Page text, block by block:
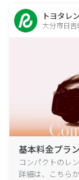
トヨタレ
大分市日吉
基本料金プラン
コンパクトのレ
詳細は、こちら